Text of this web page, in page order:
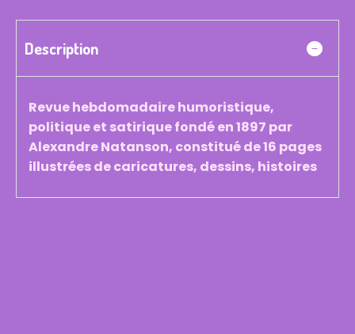
Description
Revue hebdomadaire humoristique,
politique et satirique fondé en 1897 par
Alexandre Natanson, constitué de 16 pages
illustrées de caricatures, dessins, histoires